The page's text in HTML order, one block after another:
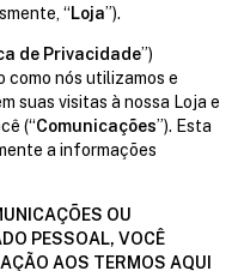
“Loja”).
de Privacidade”)
como nós utilizamos e
suas visitas à nossa Loja e
(“Comunicações”). Esta
a informações
OU
PESSOAL, VOCÊ
AOS TERMOS AQUI